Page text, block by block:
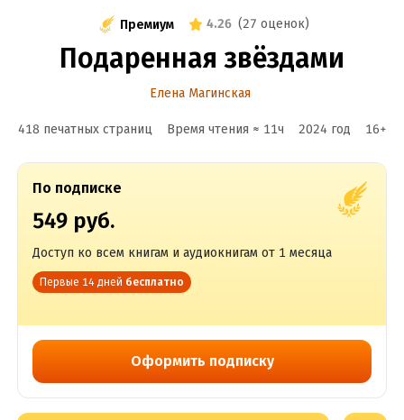
Премиум 4.26 (27 оценок)
Подаренная звёздами
Елена Магинская
418 печатных страниц Время чтения ≈ 11ч 2024 год 16+
По подписке
549 руб.
Доступ ко всем книгам и аудиокнигам от 1 месяца
Первые 14 дней бесплатно
Оформить подписку